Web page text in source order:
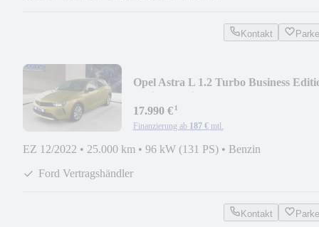
Kontakt
Opel Astra L 1.2 Turbo Business
17.990 €¹
Finanzierung ab 187 € mtl.
EZ 12/2022 • 25.000 km • 96 kW (131 PS) • Benzin
Ford Vertragshändler
Kontakt